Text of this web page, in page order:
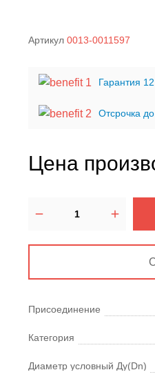
Артикул 0013-0011597
Гарантия
Отсрочка
Цена
Присоединение
Категория
Диаметр условный Ду(Dn)